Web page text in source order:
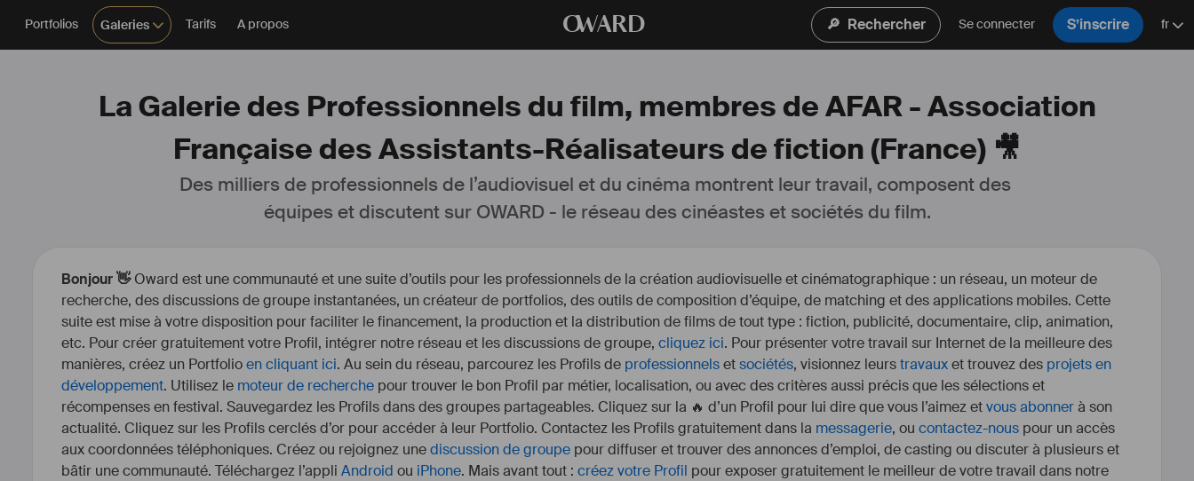
Portfolios Galeries Tarifs A propos OWARD 🔎 Rechercher Se connecter S’inscrire fr
La Galerie des Professionnels du film, membres de AFAR - Association
Française des Assistants-Réalisateurs de fiction (France) 🎥
Des milliers de professionnels de l’audiovisuel et du cinéma montrent leur travail, composent des
équipes et discutent sur OWARD - le réseau des cinéastes et sociétés du film.
Bonjour 👋Oward est une communauté et une suite d’outils pour les professionnels de la création audiovisuelle et cinématographique : un réseau, un moteur de
recherche, des discussions de groupe instantanées, un créateur de portfolios, des outils de composition d’équipe, de matching et des applications mobiles. Cette
suite est mise à votre disposition pour faciliter le financement, la production et la distribution de films de tout type : fiction, publicité, documentaire, clip, animation,
etc. Pour créer gratuitement votre Profil, intégrer notre réseau et les discussions de groupe, cliquez ici. Pour présenter votre travail sur Internet de la meilleure des
manières, créez un Portfolioen cliquant ici. Au sein du réseau, parcourez les Profils de professionnelsetsociétés, visionnez leurstravauxet trouvez des projets en
développement. Utilisez le moteur de recherche pour trouver le bon Profil par métier, localisation, ou avec des critères aussi précis que les sélections et
récompenses en festival. Sauvegardez les Profils dans des groupes partageables. Cliquez sur la 🔥 d’un Profil pour lui dire que vous l’aimez etvous abonnerà son
actualité. Cliquez sur les Profils cerclés d’or pour accéder à leur Portfolio. Contactez les Profils gratuitement dans la messagerie, ou contactez-nous pour un accès
aux coordonnées téléphoniques. Créez ou rejoignez unediscussion de groupe pour diffuser et trouver des annonces d’emploi, de casting ou discuter à plusieurs et
bâtir une communauté. Téléchargez l’appli Android ou iPhone. Mais avant tout : créez votre Profil pour exposer gratuitement le meilleur de votre travail dans notre